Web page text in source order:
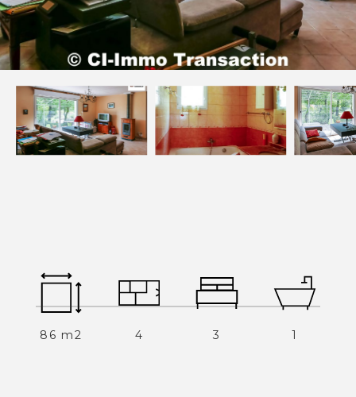
86 m2 4 3 1
NOS THÉMATIQUES
Bienvenue
NOS SERVICES